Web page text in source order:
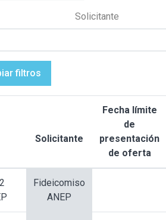
Solicitante
filtros
Solicitante
descendente
Fecha límite
de
presentación
de oferta
Fideicomiso
ANEP